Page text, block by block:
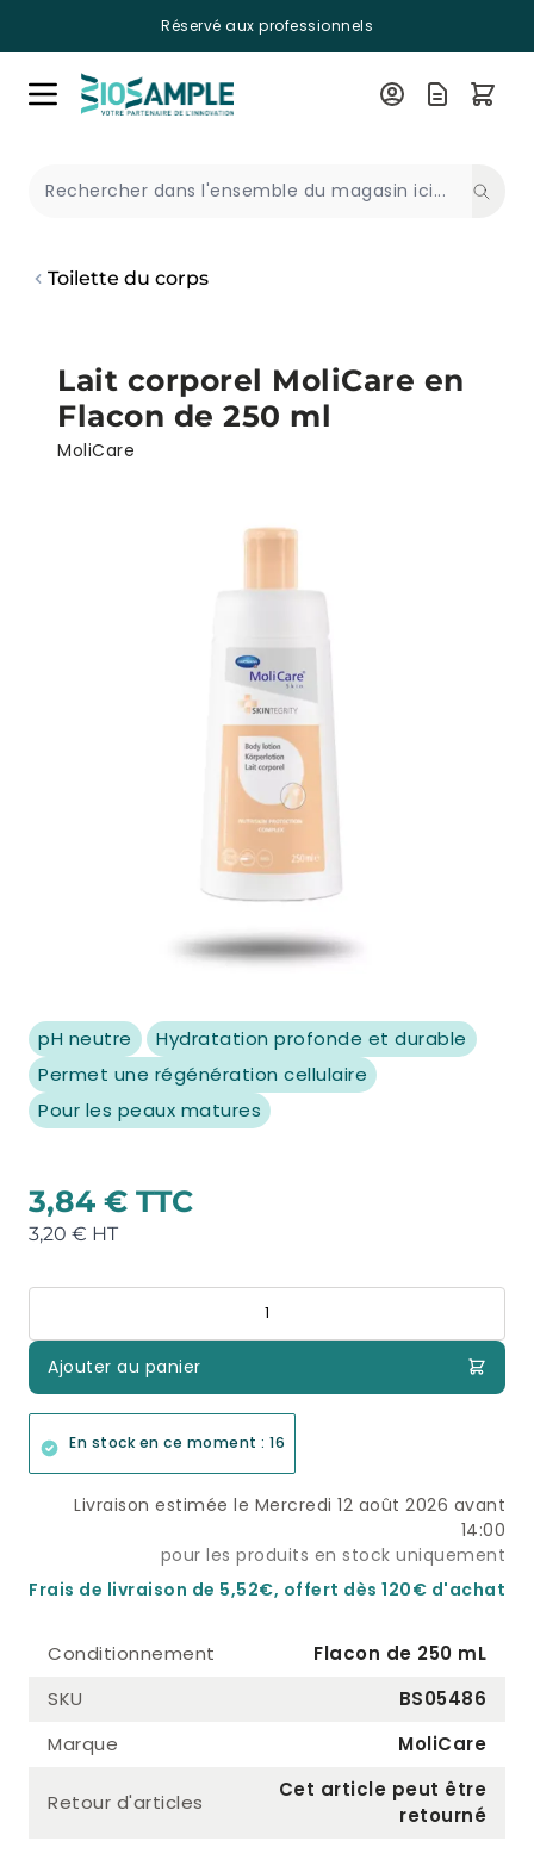
Réservé aux professionnels
Toilette du corps
Lait corporel MoliCare en
Flacon de 250 ml
MoliCare
pH neutre
Hydratation profonde et durable
Permet une régénération cellulaire
Pour les peaux matures
3,84 €
3,20 €
Ajouter au panier
En stock en ce moment : 16
Livraison estimée le Mercredi 12 août 2026 avant
14:00
pour les produits en stock uniquement
Frais de livraison de 5,52€, offert dès 120€ d'achat
Conditionnement
Flacon de 250 mL
SKU
BS05486
Marque
MoliCare
Retour d'articles
Cet article peut être
retourné